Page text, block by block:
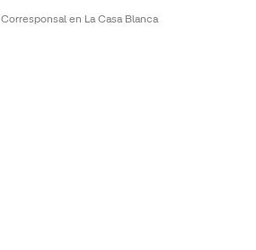
Corresponsal en La Casa Blanca